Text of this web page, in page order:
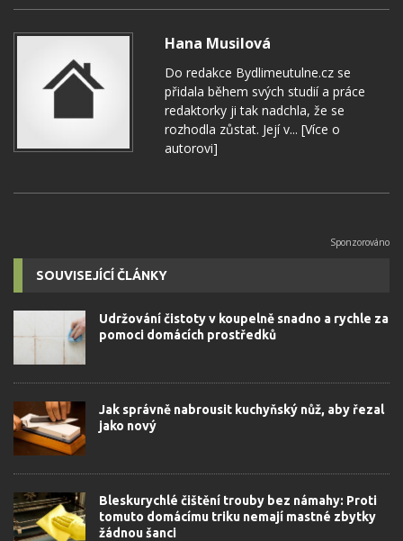
Hana Musilová
Do redakce Bydlimeutulne.cz se
přidala během svých studií a práce
redaktorky ji tak nadchla, že se
rozhodla zůstat. Její v... [Více o
autorovi]
SOUVISEJÍCÍ ČLÁNKY
Udržování čistoty v koupelně snadno a rychle za
pomoci domácích prostředků
Jak správně nabrousit kuchyňský nůž, aby řezal
jako nový
Bleskurychlé čištění trouby bez námahy: Proti
tomuto domácímu triku nemají mastné zbytky
žádnou šanci